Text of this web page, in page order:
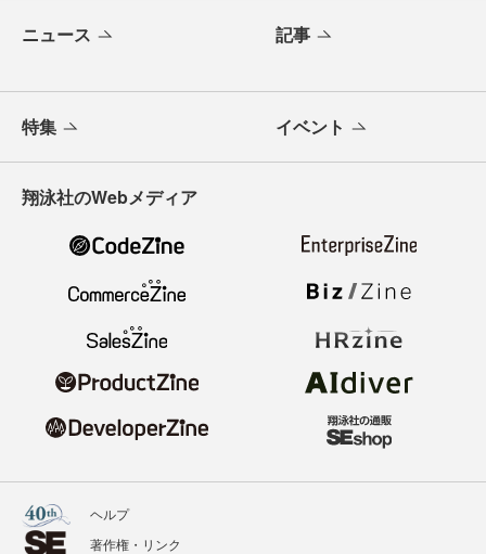
ニュース 記事
特集 イベント
翔泳社のWebメディア
ヘルプ
著作権・リンク